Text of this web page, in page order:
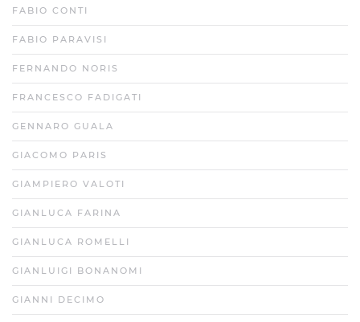
FABIO CONTI
FABIO PARAVISI
FERNANDO NORIS
FRANCESCO FADIGATI
GENNARO GUALA
GIACOMO PARIS
GIAMPIERO VALOTI
GIANLUCA FARINA
GIANLUCA ROMELLI
GIANLUIGI BONANOMI
GIANNI DECIMO